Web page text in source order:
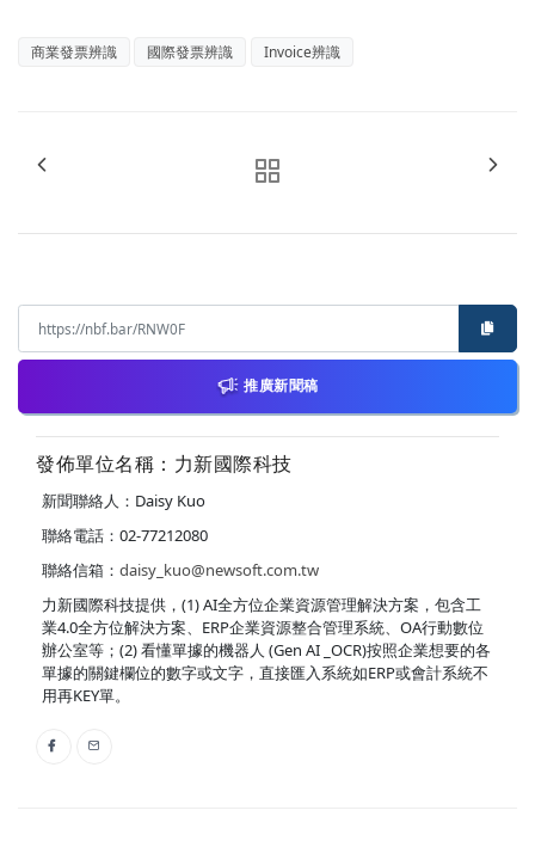
商業發票辨識 國際發票辨識 Invoice辨識
推廣新聞稿
發佈單位名稱：力新國際科技
新聞聯絡人：Daisy Kuo
聯絡電話：02-77212080
聯絡信箱： daisy_kuo@newsoft.com.tw
力新國際科技提供，(1) AI全方位企業資源管理解決方案，包含工
業4.0全方位解決方案、ERP企業資源整合管理系統、OA行動數位
辦公室等；(2) 看懂單據的機器人 (Gen AI _OCR)按照企業想要的各
單據的關鍵欄位的數字或文字，直接匯入系統如ERP或會計系統不
用再KEY單。